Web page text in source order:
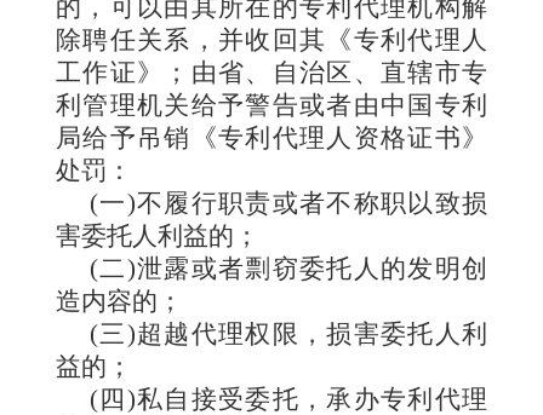
的，可以由其所在的专利代理机构解
除聘任关系，并收回其《专利代理人
工作证》；由省、自治区、直辖市专
利管理机关给予警告或者由中国专利
局给予吊销《专利代理人资格证书》
处罚：
(一)不履行职责或者不称职以致损
害委托人利益的；
(二)泄露或者剽窃委托人的发明创
造内容的；
(三)超越代理权限，损害委托人利
益的；
(四)私自接受委托，承办专利代理